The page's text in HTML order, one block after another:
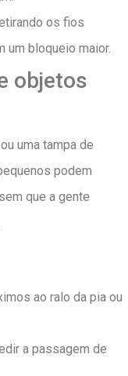
os fios
um bloqueio maior.
objetos
uma tampa de
podem
que a gente
ao ralo da pia ou
a passagem de